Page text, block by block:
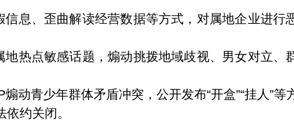
信息、歪曲解读经营数据等方式，对属地企业进行
地热点敏感话题，煽动挑拨地域歧视、男女对立、
动青少年群体矛盾冲突，公开发布“开盒”“挂人”等
约关闭。